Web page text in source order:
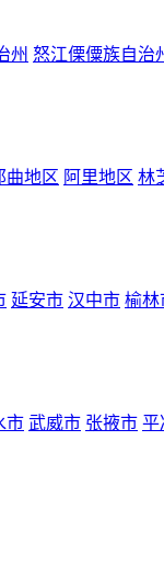
州 怒江傈僳族自治
曲地区 阿里地区 林
延安市 汉中市 榆林
市 武威市 张掖市 平